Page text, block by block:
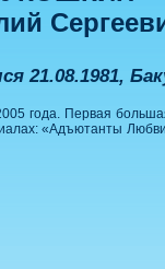
21.08.1981,
года. Первая
«Адъютанты